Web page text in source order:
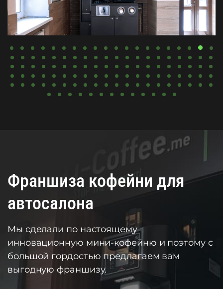
Франшиза кофейни для
автосалона
Мы сделали по настоящему
инновационную мини-кофейню и поэтому с
большой гордостью предлагаем вам
выгодную франшизу.